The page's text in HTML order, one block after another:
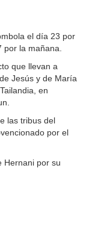
el día 23 por
la mañana.
que llevan a
Jesús y de María
en
las tribus del
por el
Hernani por su